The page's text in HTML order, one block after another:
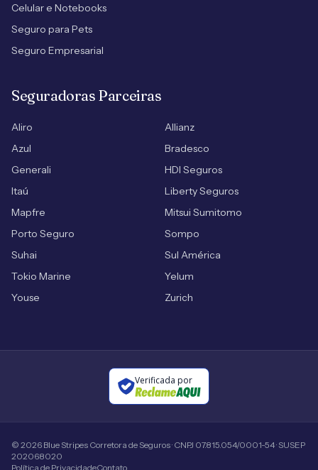
Celular e Notebooks
Seguro para Pets
Seguro Empresarial
Seguradoras Parceiras
Aliro
Allianz
Azul
Bradesco
Generali
HDI Seguros
Itaú
Liberty Seguros
Mapfre
Mitsui Sumitomo
Porto Seguro
Sompo
Suhai
Sul América
Tokio Marine
Yelum
Youse
Zurich
Verificada por
© 2026 Blue Stripes Corretora de Seguros · CNPJ 07.815.054/0001-54 · SUSEP
202068020
Política de PrivacidadeContato